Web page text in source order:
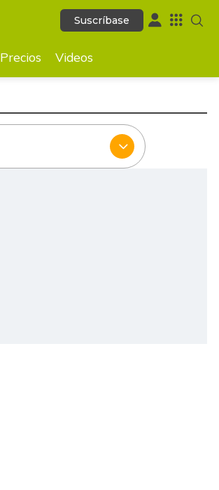
Suscríbase
Suscríbase
Precios Videos